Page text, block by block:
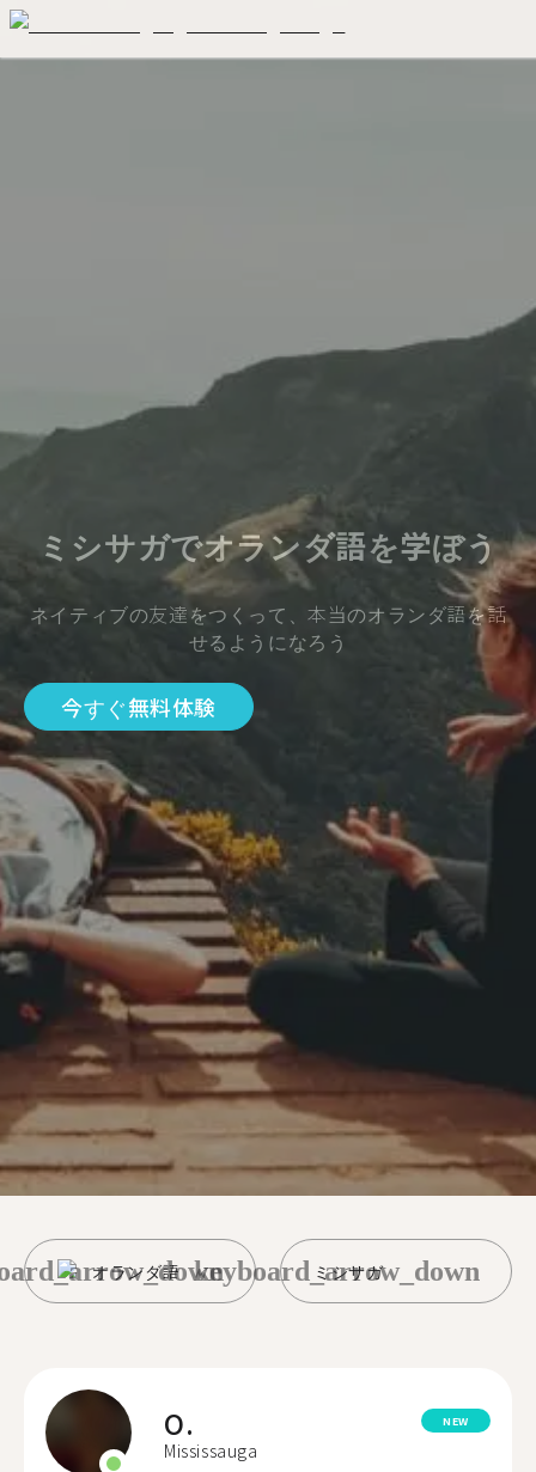
ミシサガでオランダ語を学ぼう
ネイティブの友達をつくって、本当のオランダ語を話
せるようになろう
今すぐ無料体験
オランダ語 ミシサガ
keyboard_arrow_down
O.
Mississauga
NEW